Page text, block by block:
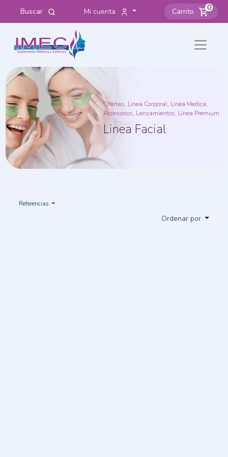
Buscar Mi cuenta Carrito 0
Ofertas, Linea Corporal, Linea Medica,
Accesorios, Lanzamientos, Línea Premium
Linea Facial
Referencias
Ordenar por